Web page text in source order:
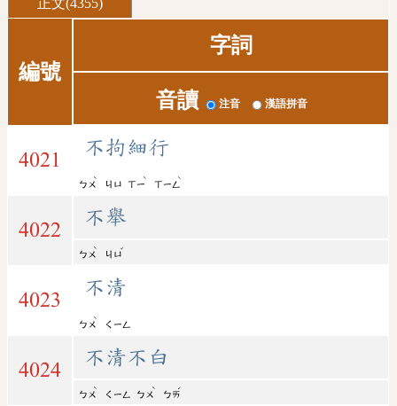
編號
字詞
音讀 注音 漢語拼音
4021
不拘細行
ㄅㄨ
ˋ
ㄐㄩ ㄒㄧ
ˋ
ㄒㄧㄥ
ˋ
4022
不舉
ㄅㄨ
ˋ
ㄐㄩ
ˇ
4023
不清
ㄅㄨ
ˋ
ㄑㄧㄥ
4024
不清不白
ㄅㄨ
ˋ
ㄑㄧㄥ ㄅㄨ
ˋ
ㄅㄞ
ˊ